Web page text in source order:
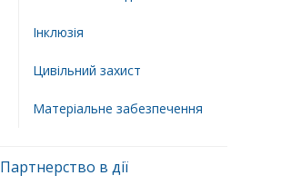
Інклюзія
Цивільний захист
Матеріальне забезпечення
Партнерство в дії